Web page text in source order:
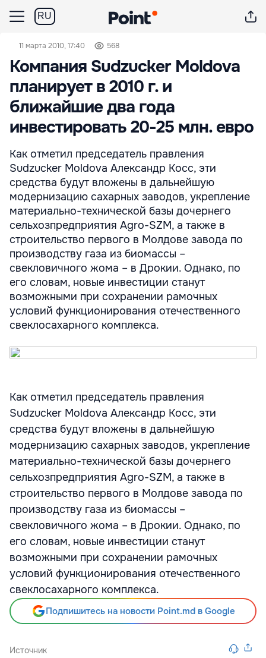
RU
11 марта 2010, 17:40 568
Компания Sudzucker Moldova
планирует в 2010 г. и
ближайшие два года
инвестировать 20-25 млн. евро
Как отметил председатель правления
Sudzucker Moldova Александр Косс, эти
средства будут вложены в дальнейшую
модернизацию сахарных заводов, укрепление
материально-технической базы дочернего
сельхозпредприятия Agro-SZM, а также в
строительство первого в Молдове завода по
производству газа из биомассы –
свекловичного жома – в Дрокии. Однако, по
его словам, новые инвестиции станут
возможными при сохранении рамочных
условий функционирования отечественного
свеклосахарного комплекса.
Как отметил председатель правления
Sudzucker Moldova Александр Косс, эти
средства будут вложены в дальнейшую
модернизацию сахарных заводов, укрепление
материально-технической базы дочернего
сельхозпредприятия Agro-SZM, а также в
строительство первого в Молдове завода по
производству газа из биомассы –
свекловичного жома – в Дрокии. Однако, по
его словам, новые инвестиции станут
возможными при сохранении рамочных
условий функционирования отечественного
свеклосахарного комплекса.
Подпишитесь на новости Point.md в Google
Источник